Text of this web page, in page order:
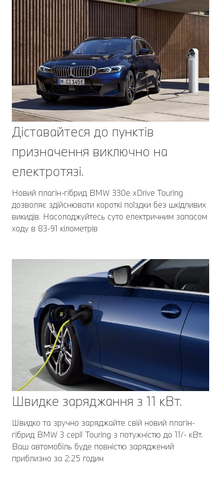
Діставайтеся до пунктів
призначення виключно на
електротязі.
Новий плагін-гібрид BMW 330e xDrive Touring
дозволяє здійснювати короткі поїздки без шкідливих
викидів. Насолоджуйтесь суто електричним запасом
ходу в 83-91 кілометрів
Швидке заряджання з 11 кВт.
Швидко та зручно заряджайте свій новий плагін-
гібрид BMW 3 серії Touring з потужністю до 11/- кВт.
Ваш автомобіль буде повністю заряджений
приблизно за 2:25 годин